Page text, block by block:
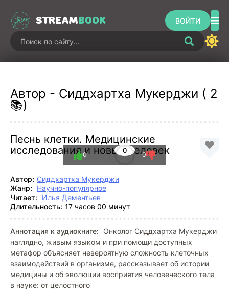
STREAMBOOK ВОЙТИ
Автор - Сиддхартха Мукерджи ( 2
📚)
Песнь клетки. Медицинские
исследования и новый человек
0
0 0
Автор: Сиддхартха Мукерджи
Жанр:
Научно-популярное
Читает:
Илья Дементьев
Длительность: 17 часов 00 минут
Аннотация к аудиокниге: Онколог Сиддхартха Мукерджи
наглядно, живым языком и при помощи доступных
метафор объясняет невероятную сложность клеточных
взаимодействий в организме, рассказывает об истории
медицины и об эволюции восприятия человеческого тела
в науке: от целостного